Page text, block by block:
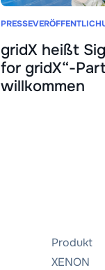
gridX heißt
for gridX“-
willkommen
Produkt
XENON